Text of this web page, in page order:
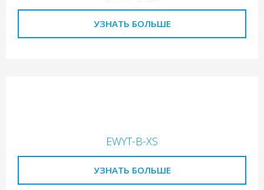
УЗНАТЬ БОЛЬШЕ
EWYT-B-XS
УЗНАТЬ БОЛЬШЕ